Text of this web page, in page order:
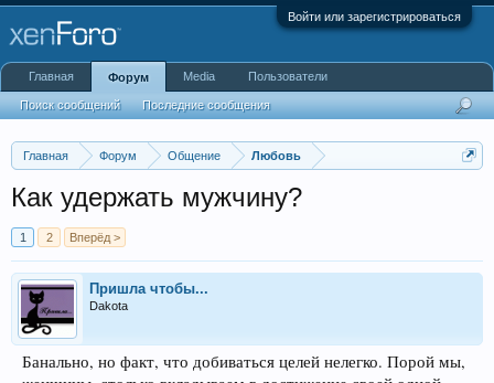
Войти или зарегистрироваться
Главная Форум Общение Любовь
Как удержать мужчину?
1 2 Вперёд >
Пришла чтобы...
Dakota
Банально, но факт, что добиваться целей нелегко. Порой мы,
Главная Форум
Поиск сообщений Последние сообщения
Media Пользователи